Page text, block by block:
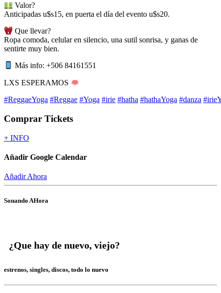
Valor?
Anticipadas u$s15, en puerta el día del evento u$s20.
Que llevar?
Ropa comoda, celular en silencio, una sutil sonrisa, y ganas de
sentirte muy bien.
Más info: +506 84161551
LXS ESPERAMOS
#ReggaeYoga #Reggae #Yoga #irie #hatha #hathaYoga #danza
Comprar Tickets
+ INFO
Añadir Google Calendar
Añadir Ahora
Sonando AHora
¿Que hay de nuevo, viejo?
estrenos, singles, discos, todo lo nuevo